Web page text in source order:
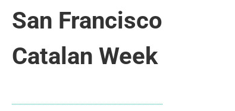
San Francisco
Catalan Week